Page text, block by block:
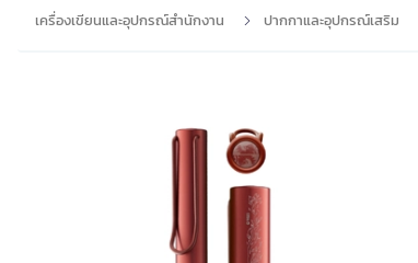
เครื่องเขียนและอุปกรณ์สำนักงาน ปากกาและอุปกรณ์เสริม